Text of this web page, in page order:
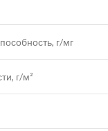
г/мг
г/м²